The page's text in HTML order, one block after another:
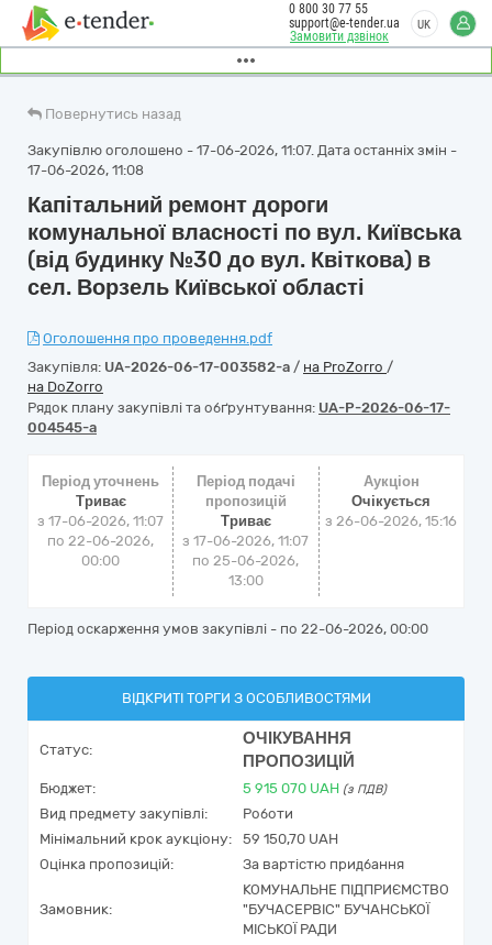
Замовити дзвінок
0 800 30 77 55
support@e-tender.ua
UK
Повернутись назад
Закупівлю оголошено - 17-06-2026, 11:07. Дата останніх змін -
17-06-2026, 11:08
Капітальний ремонт дороги
комунальної власності по вул. Київська
(від будинку №30 до вул. Квіткова) в
сел. Ворзель Київської області
Оголошення про проведення.pdf
Закупівля: UA-2026-06-17-003582-a / на ProZorro /
на DoZorro
Рядок плану закупівлі та обґрунтування: UA-P-2026-06-17-
004545-a
Період уточнень
Триває
з 17-06-2026, 11:07
по 22-06-2026,
00:00
Період подачі
пропозицій
Триває
з 17-06-2026, 11:07
по 25-06-2026,
13:00
Аукціон
Очікується
з26-06-2026, 15:16
Період оскарження умов закупівлі - по 22-06-2026, 00:00
ВІДКРИТІ ТОРГИ З ОСОБЛИВОСТЯМИ
Статус:
ОЧІКУВАННЯ
ПРОПОЗИЦІЙ
Бюджет: 5 915 070 UAH (з ПДВ)
Вид предмету закупівлі:
Роботи
Мінімальний крок аукціону:
59 150,70 UAH
Оцінка пропозицій:
За вартістю придбання
Замовник:
КОМУНАЛЬНЕ ПІДПРИЄМСТВО
"БУЧАСЕРВІС" БУЧАНСЬКОЇ
МІСЬКОЇ РАДИ